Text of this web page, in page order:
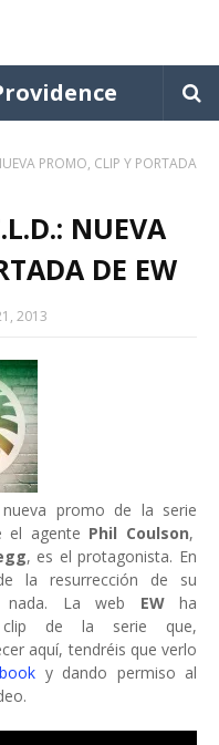
PROMO, CLIP Y PORTADA
NUEVA
DE EW
2013
promo de la serie
el agente Phil Coulson,
, es el protagonista. En
la resurrección de su
nada. La web EW ha
clip de la serie que,
aquí, tendréis que verlo
y dando permiso al